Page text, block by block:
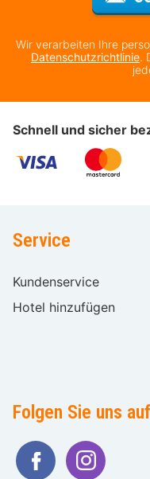
Wir verarbeiten Ihre
Datenschutzrichtlinie.
Schnell und sicher
Service
Kundenservice
Hotel hinzufügen
Folgen Sie uns auf